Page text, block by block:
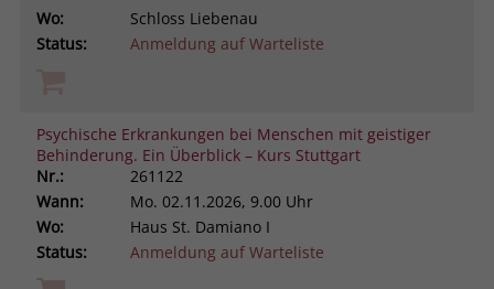
Wo:
Schloss Liebenau
Status:
Anmeldung auf Warteliste
Psychische Erkrankungen bei Menschen mit geistiger
Behinderung. Ein Überblick – Kurs Stuttgart
Nr.:
261122
Wann:
Mo. 02.11.2026, 9.00 Uhr
Wo:
Haus St. Damiano I
Status:
Anmeldung auf Warteliste